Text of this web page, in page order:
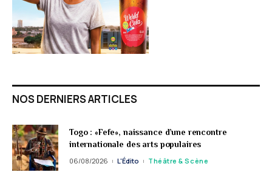
NOS DERNIERS ARTICLES
Togo : «Fefe», naissance d’une rencontre
internationale des arts populaires
06/08/2026 L'Édito Théâtre & Scène